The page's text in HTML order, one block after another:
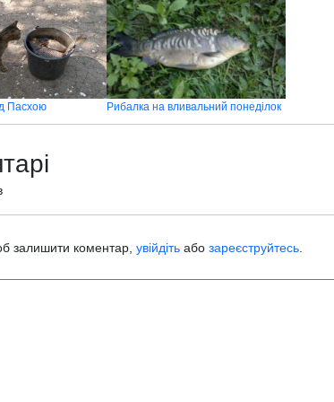
Пасхою Рибалка на вливальний понеділок
залишити коментар, увійдіть або зареєструйтесь